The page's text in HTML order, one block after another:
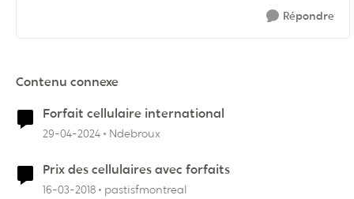
Répondre
Contenu connexe
Forfait cellulaire international
29-04-2024 Ndebroux
Prix des cellulaires avec forfaits
16-03-2018 pastisfmontreal